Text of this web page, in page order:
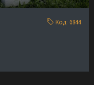
Код: 6844